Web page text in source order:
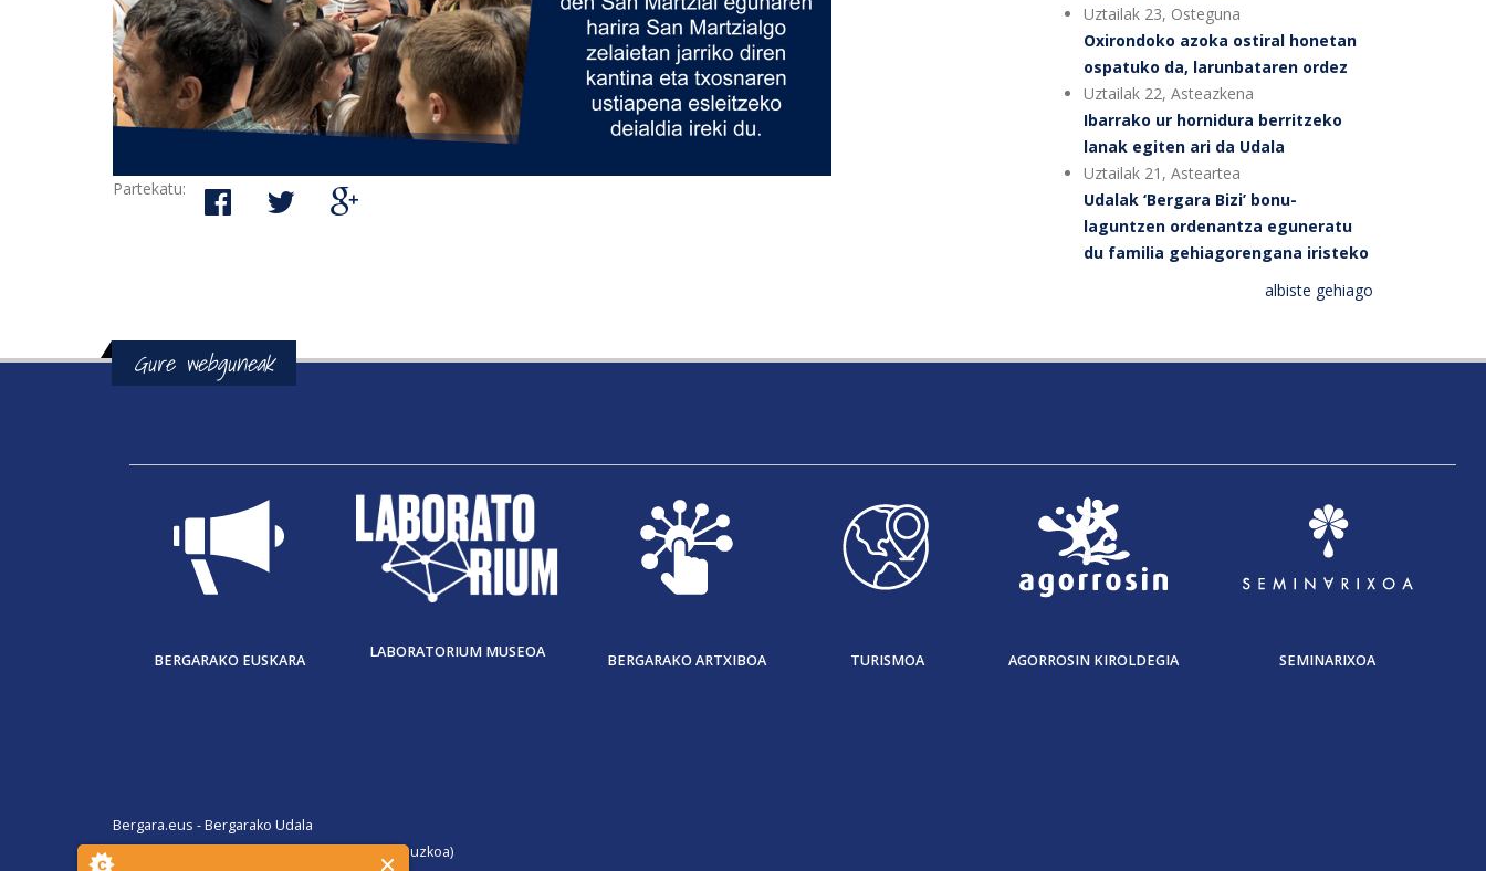
Partekatu:
Uztailak 23, Osteguna
Oxirondoko azoka ostiral honetan
ospatuko da, larunbataren ordez
Uztailak 22, Asteazkena
Ibarrako ur hornidura berritzeko
lanak egiten ari da Udala
Uztailak 21, Asteartea
Udalak ‘Bergara Bizi’ bonu-
laguntzen ordenantza eguneratu
du familia gehiagorengana iristeko
albiste gehiago
Gure webguneak
BERGARAKO EUSKARA LABORATORIUM MUSEOA BERGARAKO ARTXIBOA TURISMOA AGORROSIN KIROLDEGIA SEMINARIXOA
Bergara.eus - Bergarako Udala
San Martin Agirre plaza, 1. 20570 Bergara (Gipuzkoa)